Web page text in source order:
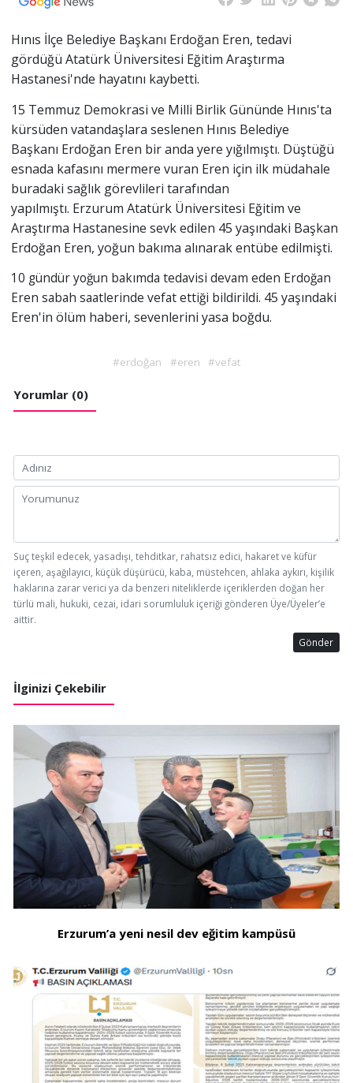
Hınıs İlçe Belediye Başkanı Erdoğan Eren, tedavi
gördüğü Atatürk Üniversitesi Eğitim Araştırma
Hastanesi'nde hayatını kaybetti.
15 Temmuz Demokrasi ve Milli Birlik Gününde Hınıs'ta
kürsüden vatandaşlara seslenen Hınıs Belediye
Başkanı Erdoğan Eren bir anda yere yığılmıştı. Düştüğü
esnada kafasını mermere vuran Eren için ilk müdahale
buradaki sağlık görevlileri tarafından
yapılmıştı. Erzurum Atatürk Üniversitesi Eğitim ve
Araştırma Hastanesine sevk edilen 45 yaşındaki Başkan
Erdoğan Eren, yoğun bakıma alınarak entübe edilmişti.
10 gündür yoğun bakımda tedavisi devam eden Erdoğan
Eren sabah saatlerinde vefat ettiği bildirildi. 45 yaşındaki
Eren'in ölüm haberi, sevenlerini yasa boğdu.
#erdoğan #eren #vefat
Yorumlar (0)
Suç teşkil edecek, yasadışı, tehditkar, rahatsız edici, hakaret ve küfür
içeren, aşağılayıcı, küçük düşürücü, kaba, müstehcen, ahlaka aykırı, kişilik
haklarına zarar verici ya da benzeri niteliklerde içeriklerden doğan her
türlü mali, hukuki, cezai, idari sorumluluk içeriği gönderen Üye/Üyeler’e
aittir.
Gönder
İlginizi Çekebilir
Erzurum’a yeni nesil dev eğitim kampüsü